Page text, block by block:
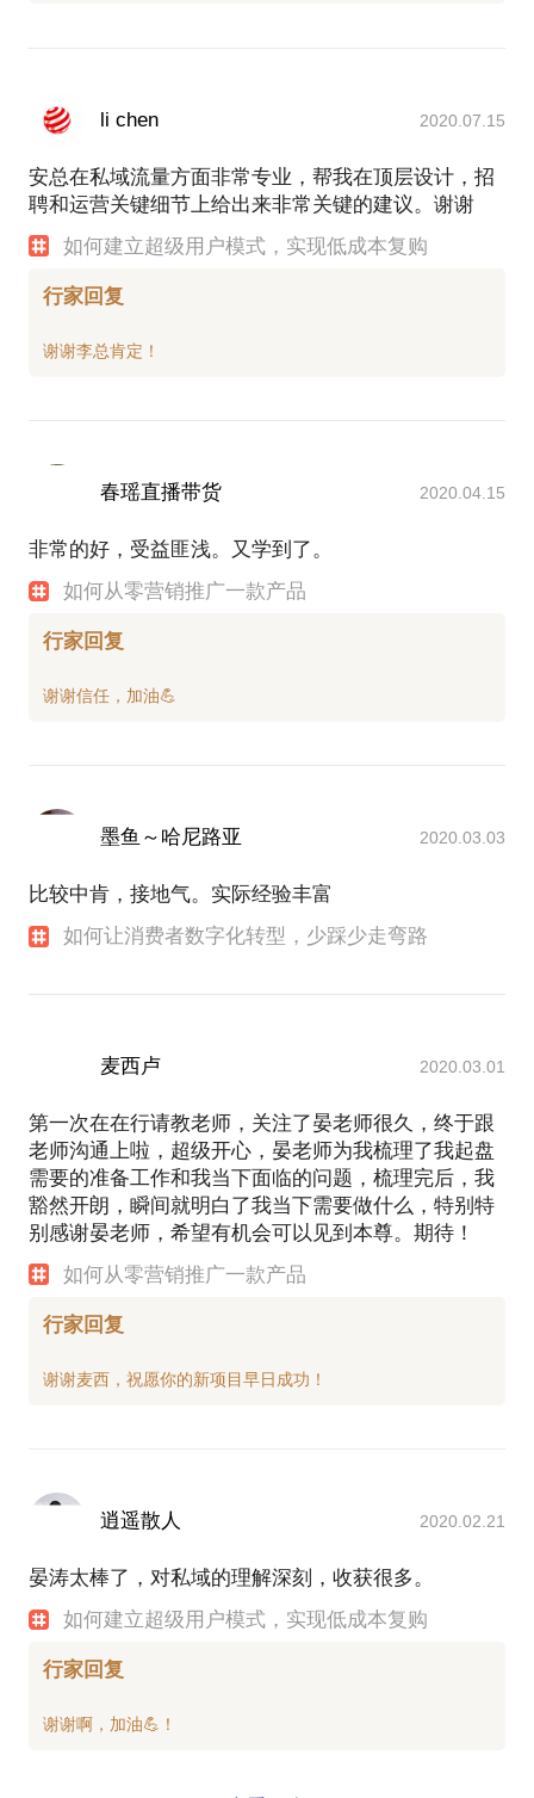
li chen 2020.07.15
安总在私域流量方面非常专业，帮我在顶层设计，招
聘和运营关键细节上给出来非常关键的建议。谢谢
如何建立超级用户模式，实现低成本复购
行家回复
春瑶直播带货 2020.04.15
非常的好，受益匪浅。又学到了。
如何从零营销推广一款产品
行家回复
墨鱼～哈尼路亚 2020.03.03
比较中肯，接地气。实际经验丰富
如何让消费者数字化转型，少踩少走弯路
麦西卢 2020.03.01
第一次在在行请教老师，关注了晏老师很久，终于跟
老师沟通上啦，超级开心，晏老师为我梳理了我起盘
需要的准备工作和我当下面临的问题，梳理完后，我
豁然开朗，瞬间就明白了我当下需要做什么，特别特
别感谢晏老师，希望有机会可以见到本尊。期待！
如何从零营销推广一款产品
行家回复
逍遥散人 2020.02.21
晏涛太棒了，对私域的理解深刻，收获很多。
如何建立超级用户模式，实现低成本复购
行家回复